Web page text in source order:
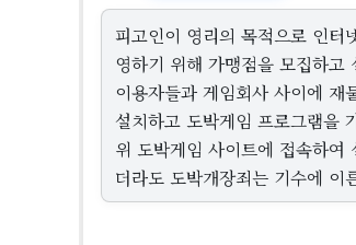
피고인이 영리의 목적으로 인터
영하기 위해 가맹점을 모집하고
이용자들과 게임회사 사이에
설치하고 도박게임 프로그램을
위 도박게임 사이트에 접속하여
더라도 도박개장죄는 기수에 이